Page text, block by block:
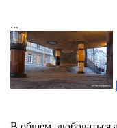
...